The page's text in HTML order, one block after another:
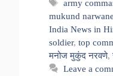
army
mukund narwane
India News in
soldier, top
मनोज मुकुंद नरवणे,
Leave a